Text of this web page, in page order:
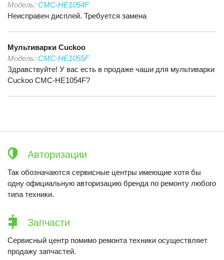
Модель: CMC-HE1054F
Неисправен дисплей. Требуется замена
Мультиварки Cuckoo
Модель: CMC-HE1055F
Здравствуйте! У вас есть в продаже чаши для мультиварки
Cuckoo CMC-HE1054F?
Авторизации
Так обозначаются сервисные центры имеющие хотя бы
одну официальную авторизацию бренда по ремонту любого
типа техники.
Запчасти
Сервисный центр помимо ремонта техники осуществляет
продажу запчастей.